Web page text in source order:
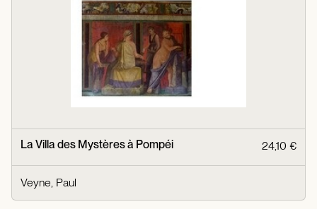
La Villa des Mystères à Pompéi 24,10 €
Veyne, Paul